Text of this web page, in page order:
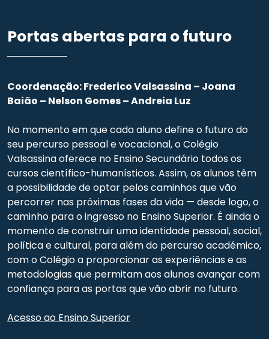
Portas abertas para o futuro
Coordenação:Frederico Valsassina – Joana
Baião – Nelson Gomes –Andreia Luz
No momento em que cada aluno define o futuro do
seu percurso pessoal e vocacional, o Colégio
Valsassina oferece no Ensino Secundário todos os
cursos científico-humanísticos. Assim, os alunos têm
a possibilidade de optar pelos caminhos que vão
percorrer nas próximas fases da vida — desde logo, o
caminho para o ingresso no Ensino Superior. É ainda o
momento de construir uma identidade pessoal, social,
política e cultural, para além do percurso académico,
com o Colégio a proporcionar as experiências e as
metodologias que permitam aos alunos avançar com
confiança para as portas que vão abrir no futuro.
Acesso ao Ensino Superior